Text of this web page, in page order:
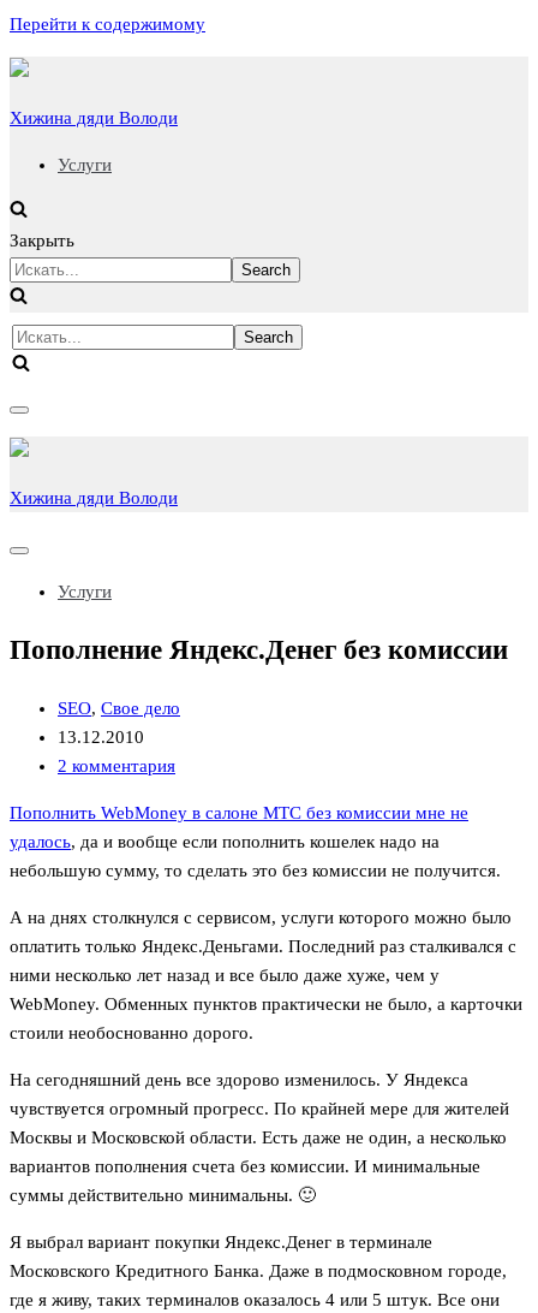
Перейти к содержимому
Хижина дяди Володи
Услуги
Закрыть
Искать...
Искать...
Показать/
Скрыть
навигацию
Хижина дяди Володи
Показать/
навигацию
Услуги
Пополнение Яндекс.Денег без комиссии
SEO, Свое дело
13.12.2010
2 комментария
Пополнить WebMoney в салоне МТС без комиссии мне не
удалось, да и вообще если пополнить кошелек надо на
небольшую сумму, то сделать это без комиссии не получится.
А на днях столкнулся с сервисом, услуги которого можно было
оплатить только Яндекс.Деньгами. Последний раз сталкивался с
ними несколько лет назад и все было даже хуже, чем у
WebMoney. Обменных пунктов практически не было, а карточки
стоили необоснованно дорого.
На сегодняшний день все здорово изменилось. У Яндекса
чувствуется огромный прогресс. По крайней мере для жителей
Москвы и Московской области. Есть даже не один, а несколько
вариантов пополнения счета без комиссии. И минимальные
суммы действительно минимальны. 🙂
Я выбрал вариант покупки Яндекс.Денег в терминале
Московского Кредитного Банка. Даже в подмосковном городе,
где я живу, таких терминалов оказалось 4 или 5 штук. Все они